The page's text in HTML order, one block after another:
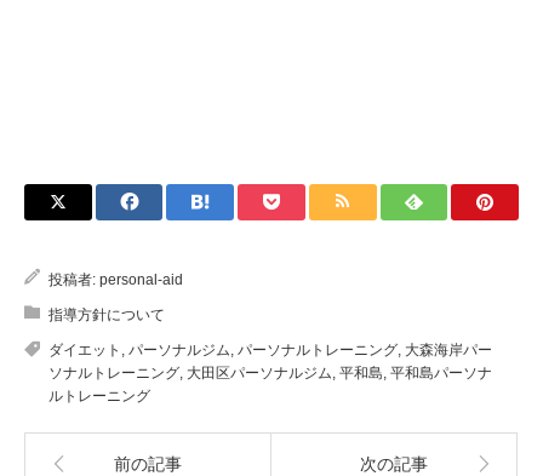
投稿者: personal-aid
指導方針について
ダイエット , パーソナルジム, パーソナルトレーニング, 大森海岸パー
ソナルトレーニング, 大田区パーソナルジム, 平和島, 平和島パーソナ
ルトレーニング
前の記事 次の記事